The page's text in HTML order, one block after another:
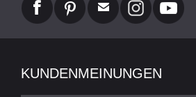
KUNDENMEINUNGEN